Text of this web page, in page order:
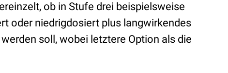
ob in Stufe drei beispielsweise
oder niedrigdosiert plus langwirkendes
soll, wobei letztere Option als die